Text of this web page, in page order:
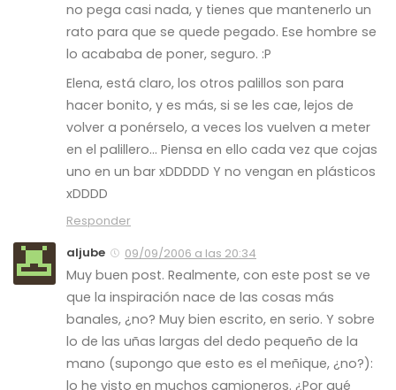
no pega casi nada, y tienes que mantenerlo un
rato para que se quede pegado. Ese hombre se
lo acababa de poner, seguro. :P
Elena, está claro, los otros palillos son para
hacer bonito, y es más, si se les cae, lejos de
volver a ponérselo, a veces los vuelven a meter
en el palillero… Piensa en ello cada vez que cojas
uno en un bar xDDDDD Y no vengan en plásticos
xDDDD
Responder
aljube
09/09/2006 a las 20:34
Muy buen post. Realmente, con este post se ve
que la inspiración nace de las cosas más
banales, ¿no? Muy bien escrito, en serio. Y sobre
lo de las uñas largas del dedo pequeño de la
mano (supongo que esto es el meñique, ¿no?):
lo he visto en muchos camioneros. ¿Por qué